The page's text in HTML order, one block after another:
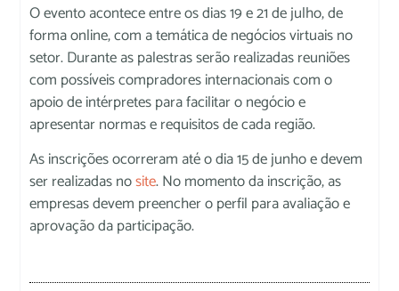
O evento acontece entre os dias 19 e 21 de julho, de
forma online, com a temática de negócios virtuais no
setor. Durante as palestras serão realizadas reuniões
com possíveis compradores internacionais com o
apoio de intérpretes para facilitar o negócio e
apresentar normas e requisitos de cada região.
As inscrições ocorreram até o dia 15 de junho e devem
ser realizadas nosite. No momento da inscrição, as
empresas devem preencher o perfil para avaliação e
aprovação da participação.